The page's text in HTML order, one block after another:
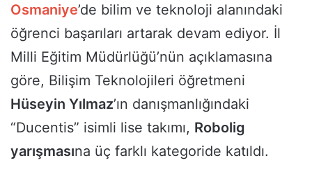
Osmaniye’de bilim ve teknoloji alanındaki
öğrenci başarıları artarak devam ediyor. İl
Milli Eğitim Müdürlüğü’nün açıklamasına
göre, Bilişim Teknolojileri öğretmeni
Hüseyin Yılmaz’ın danışmanlığındaki
“Ducentis” isimli lise takımı, Robolig
yarışmasına üç farklı kategoride katıldı.